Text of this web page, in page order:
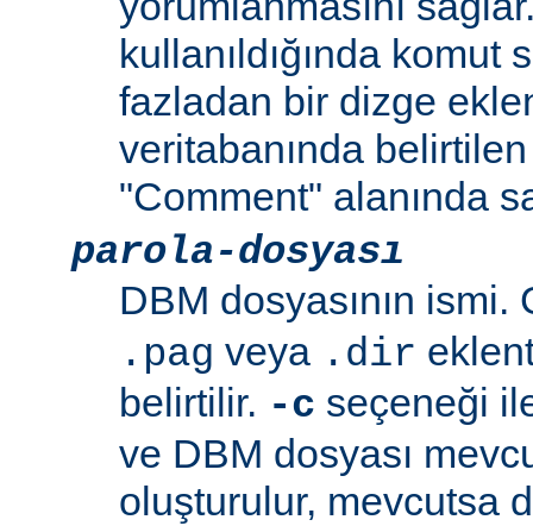
kullanıldığında komut
fazladan bir dizge
veritabanında belirtilen
"Comment" alanında
parola-dosyası
DBM dosyasının
.pag veya .dir
belirtilir. -c seçeneği
ve DBM dosyası
oluşturulur, mevcutsa